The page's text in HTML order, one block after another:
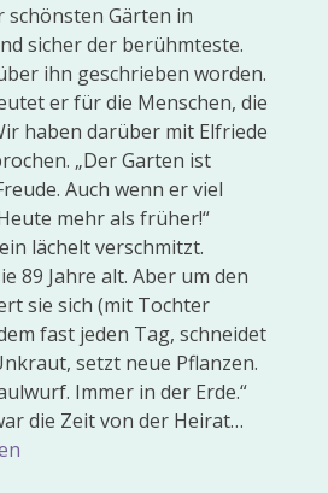
schönsten Gärten in
sicher der berühmteste.
ihn geschrieben worden.
er für die Menschen, die
haben darüber mit Elfriede
„Der Garten ist
Auch wenn er viel
mehr als früher!“
lächelt verschmitzt.
89 Jahre alt. Aber um den
sie sich (mit Tochter
fast jeden Tag, schneidet
setzt neue Pflanzen.
Immer in der Erde.“
die Zeit von der Heirat…